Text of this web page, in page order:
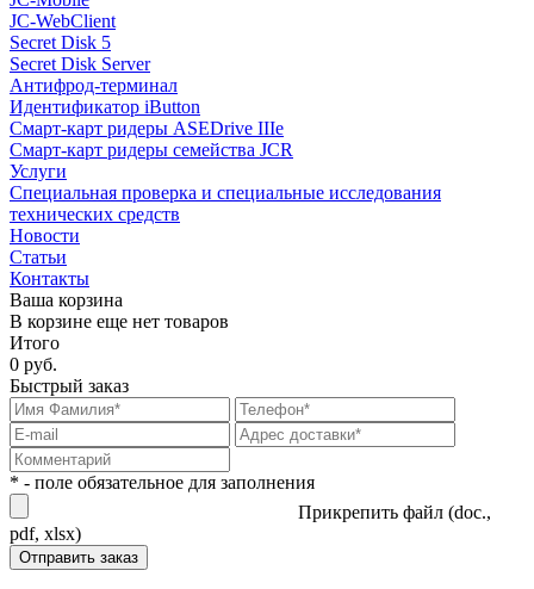
JC-WebClient
Secret Disk 5
Secret Disk Server
Антифрод-терминал
Идентификатор iButton
Смарт-карт ридеры ASEDrive IIIe
Смарт-карт ридеры семейства JCR
Услуги
Специальная проверка и специальные исследования
технических средств
Новости
Статьи
Контакты
Ваша корзина
В корзине еще нет товаров
Итого
0 руб.
Быстрый заказ
* - поле обязательное для заполнения
Прикрепить файл (doc.,
pdf, xlsx)